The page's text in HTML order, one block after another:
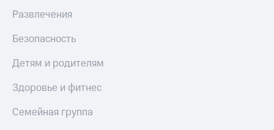
Развлечения
Безопасность
Детям и родителям
Здоровье и фитнес
Семейная группа